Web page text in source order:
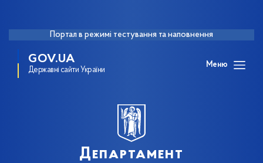
Портал в режимі тестування та наповнення
GOV.UA
Державні сайти України
Меню
Департамент